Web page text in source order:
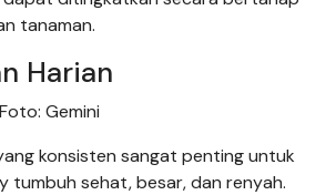
tanaman.
Harian
Gemini
konsisten sangat penting untuk
tumbuh sehat, besar, dan renyah.